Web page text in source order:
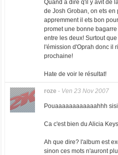
Quand à dire q'il y avit de
de Josh Groban, on ets
appremment il ets bon
promet une bonne
entre les deux! Surtout
l'émission d'Oprah donc il
prochaine!
Hate de voir le résultat!
roze - Ven 23 Nov 2007
Pouaaaaaaaaaaaahhh
Ca c'est bien du Alicia
Ah que dire? l'album est
sinon ces mots n'auront